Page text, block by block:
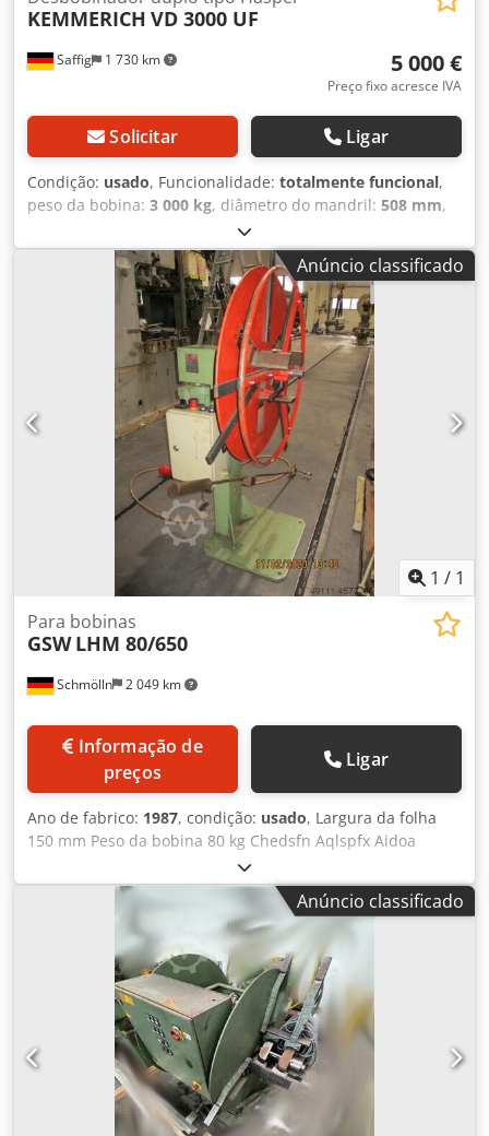
Saffig 1 730 km
KEMMERICH VD 3000 UF
5 000 €
Preço fixo acresce IVA
Solicitar Ligar
Condição: usado, Funcionalidade: totalmente funcional,
peso da bobina: 3 000 kg, diâmetro do mandril: 508 mm,
620 mm
giratória:1 400 mm, Capacidade de carga: 2x 3000 kg
Altura do solo até o centro do mandril: 950 mm Diâmetro
externo do batente: 1400 mm Comprimento do mandril:
620 mm Diâmetro nominal do mandril: 508 mm Anéis
limitadores de bobina: em ambos os lados Frenagem:
pneumática, disco de freio/pinça Acionamento de
desenrolamento: elétrico, motoredutor Expansão do
mandril: fuso com chave de encaixe Travamento do
rolamento giratório: pedal com documentação elétrica
Funcionou perfeitamente em operação até a desmontagem
na fábrica do cliente. Podemos apoiá-lo na integração com:
Planejamento Revisão mecânica Codpfoy Smcisx Aidsha
Construção de comando Pintura Conceito de segurança
Documentação CE
Anúncio classificado
1 / 1
Schmölln 2 049 km
Para bobinas
GSW LHM 80/650
preços
Ligar
Ano de fabrico: 1987, condição: usado, Largura da folha
150 mm Peso da bobina 80 kg Chedsfn Aqlspfx Aidoa
Diâmetro exterior da bobina 650 mm Altura do mandril
1000 mm Gama de abertura 230 - 445 mm Potência total
necessária kW Peso da máquina aprox. t Espaço necessário
aprox. m Enrolador motorizado
Anúncio classificado